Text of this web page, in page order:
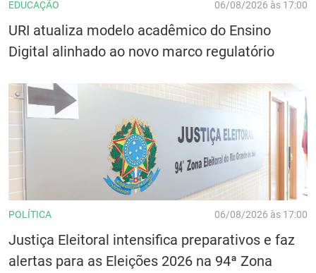
EDUCAÇÃO 06/08/2026 às 17:00
URI atualiza modelo acadêmico do Ensino
Digital alinhado ao novo marco regulatório
POLÍTICA 06/08/2026 às 17:00
Justiça Eleitoral intensifica preparativos e faz
alertas para as Eleições 2026 na 94ª Zona